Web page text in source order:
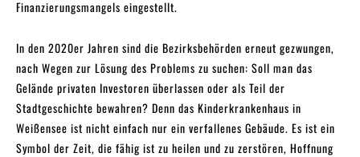
Finanzierungsmangels eingestellt.
In den 2020er Jahren sind die Bezirksbehörden erneut gezwungen,
nach Wegen zur Lösung des Problems zu suchen: Soll man das
Gelände privaten Investoren überlassen oder als Teil der
Stadtgeschichte bewahren? Denn das Kinderkrankenhaus in
Weißensee ist nicht einfach nur ein verfallenes Gebäude. Es ist ein
Symbol der Zeit, die fähig ist zu heilen und zu zerstören, Hoffnung